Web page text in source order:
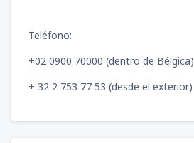
Teléfono:
+02 0900 70000 (dentro de Bélgica)
+ 32 2 753 77 53 (desde el exterior)